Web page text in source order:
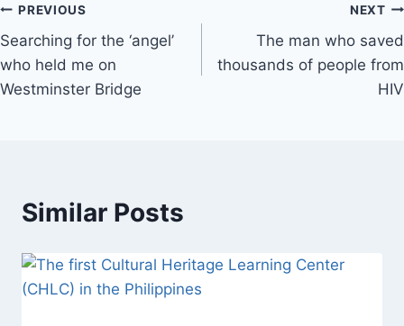
Post
navigation
PREVIOUS
Searching for the ‘angel’
who held me on
Westminster Bridge
NEXT
The man who saved
thousands of people from
HIV
Similar Posts